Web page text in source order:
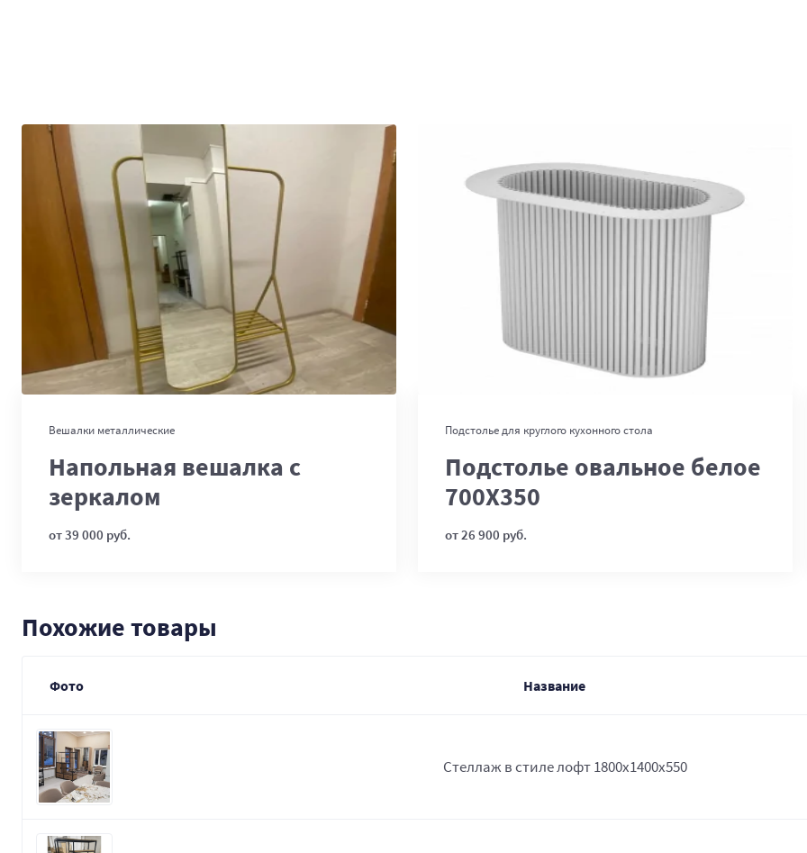
Вешалки металлические
Напольная вешалка с
зеркалом
от 39 000 руб.
В корзину
Подстолье для круглого кухонного стола
Подстолье овальное белое
700Х350
от 26 900 руб.
Похожие товары
Фото Название
Стеллаж в стиле лофт 1800х1400х550